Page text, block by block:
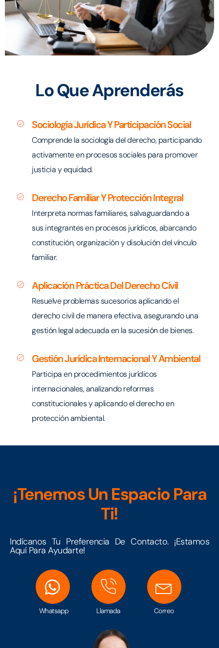
Lo Que Aprenderás
Sociología Jurídica Y Participación Social
Comprende la sociología del derecho, participando
activamente en procesos sociales para promover
justicia y equidad.
Derecho Familiar Y Protección Integral
Interpreta normas familiares, salvaguardando a
sus integrantes en procesos jurídicos, abarcando
constitución, organización y disolución del vínculo
familiar.
Aplicación Práctica Del Derecho Civil
Resuelve problemas sucesorios aplicando el
derecho civil de manera efectiva, asegurando una
gestión legal adecuada en la sucesión de bienes.
Gestión Jurídica Internacional Y Ambiental
Participa en procedimientos jurídicos
internacionales, analizando reformas
constitucionales y aplicando el derecho en
protección ambiental.
Correo
Llamada
Whatsapp
¡Tenemos Un Espacio Para
Ti!
Indícanos Tu Preferencia De Contacto. ¡Estamos
Aquí Para Ayudarte!